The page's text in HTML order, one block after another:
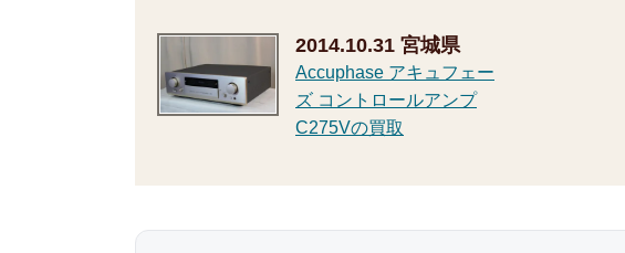
2014.10.31 宮城県
Accuphase アキュフェー
ズ コントロールアンプ
C275Vの買取